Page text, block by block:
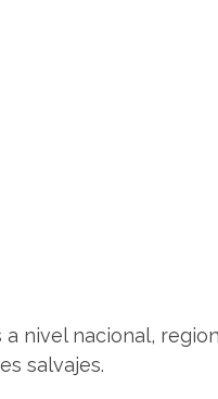
nivel nacional,
salvajes.